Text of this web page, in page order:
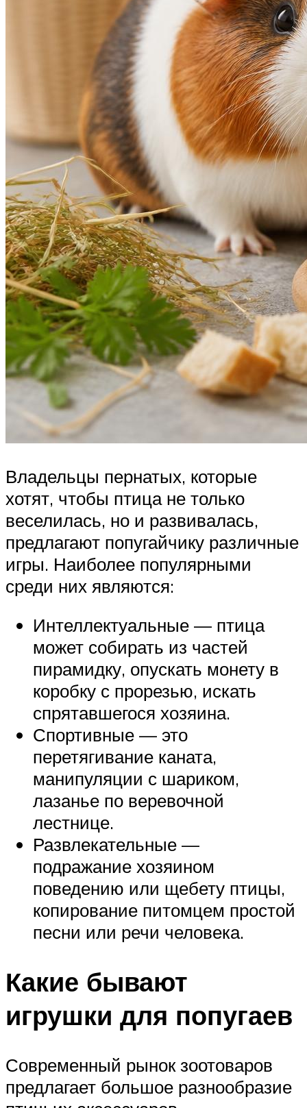
Владельцы пернатых, которые
хотят, чтобы птица не только
веселилась, но и развивалась,
предлагают попугайчику различные
игры. Наиболее популярными
среди них являются:
Интеллектуальные — птица
может собирать из частей
пирамидку, опускать монету в
коробку с прорезью, искать
спрятавшегося хозяина.
Спортивные — это
перетягивание каната,
манипуляции с шариком,
лазанье по веревочной
лестнице.
Развлекательные —
подражание хозяином
поведению или щебету птицы,
копирование питомцем простой
песни или речи человека.
Какие бывают
игрушки для попугаев
Современный рынок зоотоваров
предлагает большое разнообразие